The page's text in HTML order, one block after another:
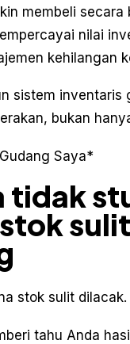
membeli secara
nilai
kehilangan
sistem inventaris
bukan
Saya*
tidak
sulit
stok sulit dilacak.
tahu Anda